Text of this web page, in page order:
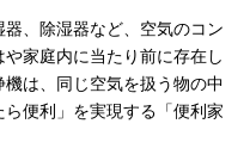
、除湿器など、空気のコン
家庭内に当たり前に存在し
は、同じ空気を扱う物の中
便利」を実現する「便利家